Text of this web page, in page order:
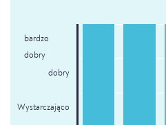
bardzo
dobry
dobry
Wystarczająco